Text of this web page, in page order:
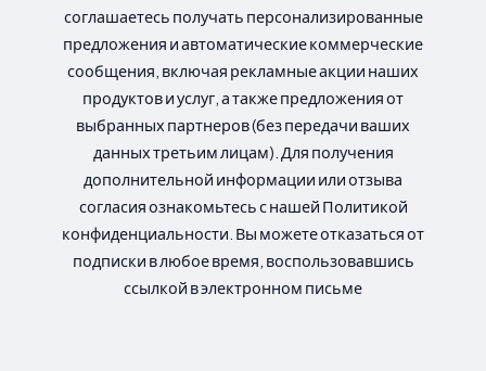
соглашаетесь получать персонализированные
предложения и автоматические коммерческие
сообщения, включая рекламные акции наших
продуктов и услуг, а также предложения от
выбранных партнеров (без передачи ваших
данных третьим лицам). Для получения
дополнительной информации или отзыва
согласия ознакомьтесь с нашей Политикой
конфиденциальности. Вы можете отказаться от
подписки в любое время, воспользовавшись
ссылкой в электронном письме